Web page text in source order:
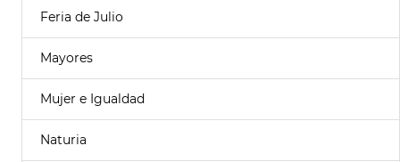
Feria de Julio
Mayores
Mujer e Igualdad
Naturia